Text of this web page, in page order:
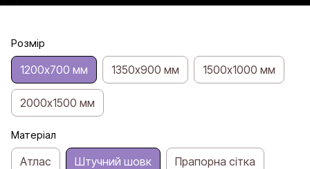
Розмір
1200х700 мм 1350х900 мм 1500х1000 мм
2000х1500 мм
Матеріал
Атлас Штучний шовк Прапорна сітка